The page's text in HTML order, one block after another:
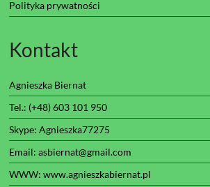
Polityka prywatności
Kontakt
Agnieszka Biernat
Tel.: (+48) 603 101 950
Skype: Agnieszka77275
Email: asbiernat@gmail.com
WWW: www.agnieszkabiernat.pl